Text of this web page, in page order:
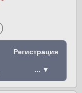
Регистрация
... ▼